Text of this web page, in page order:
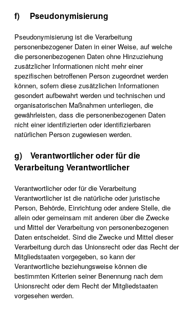
f) Pseudonymisierung
Pseudonymisierung ist die Verarbeitung
personenbezogener Daten in einer Weise, auf welche
die personenbezogenen Daten ohne Hinzuziehung
zusätzlicher Informationen nicht mehr einer
spezifischen betroffenen Person zugeordnet werden
können, sofern diese zusätzlichen Informationen
gesondert aufbewahrt werden und technischen und
organisatorischen Maßnahmen unterliegen, die
gewährleisten, dass die personenbezogenen Daten
nicht einer identifizierten oder identifizierbaren
natürlichen Person zugewiesen werden.
g) Verantwortlicher oder für die
Verarbeitung Verantwortlicher
Verantwortlicher oder für die Verarbeitung
Verantwortlicher ist die natürliche oder juristische
Person, Behörde, Einrichtung oder andere Stelle, die
allein oder gemeinsam mit anderen über die Zwecke
und Mittel der Verarbeitung von personenbezogenen
Daten entscheidet. Sind die Zwecke und Mittel dieser
Verarbeitung durch das Unionsrecht oder das Recht der
Mitgliedstaaten vorgegeben, so kann der
Verantwortliche beziehungsweise können die
bestimmten Kriterien seiner Benennung nach dem
Unionsrecht oder dem Recht der Mitgliedstaaten
vorgesehen werden.